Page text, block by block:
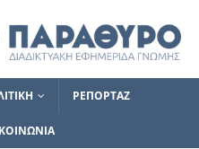
ΡΕΠΟΡΤΑΖ